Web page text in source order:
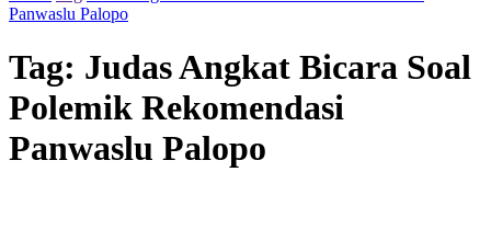
Panwaslu Palopo
Tag: Judas Angkat Bicara Soal
Polemik Rekomendasi
Panwaslu Palopo